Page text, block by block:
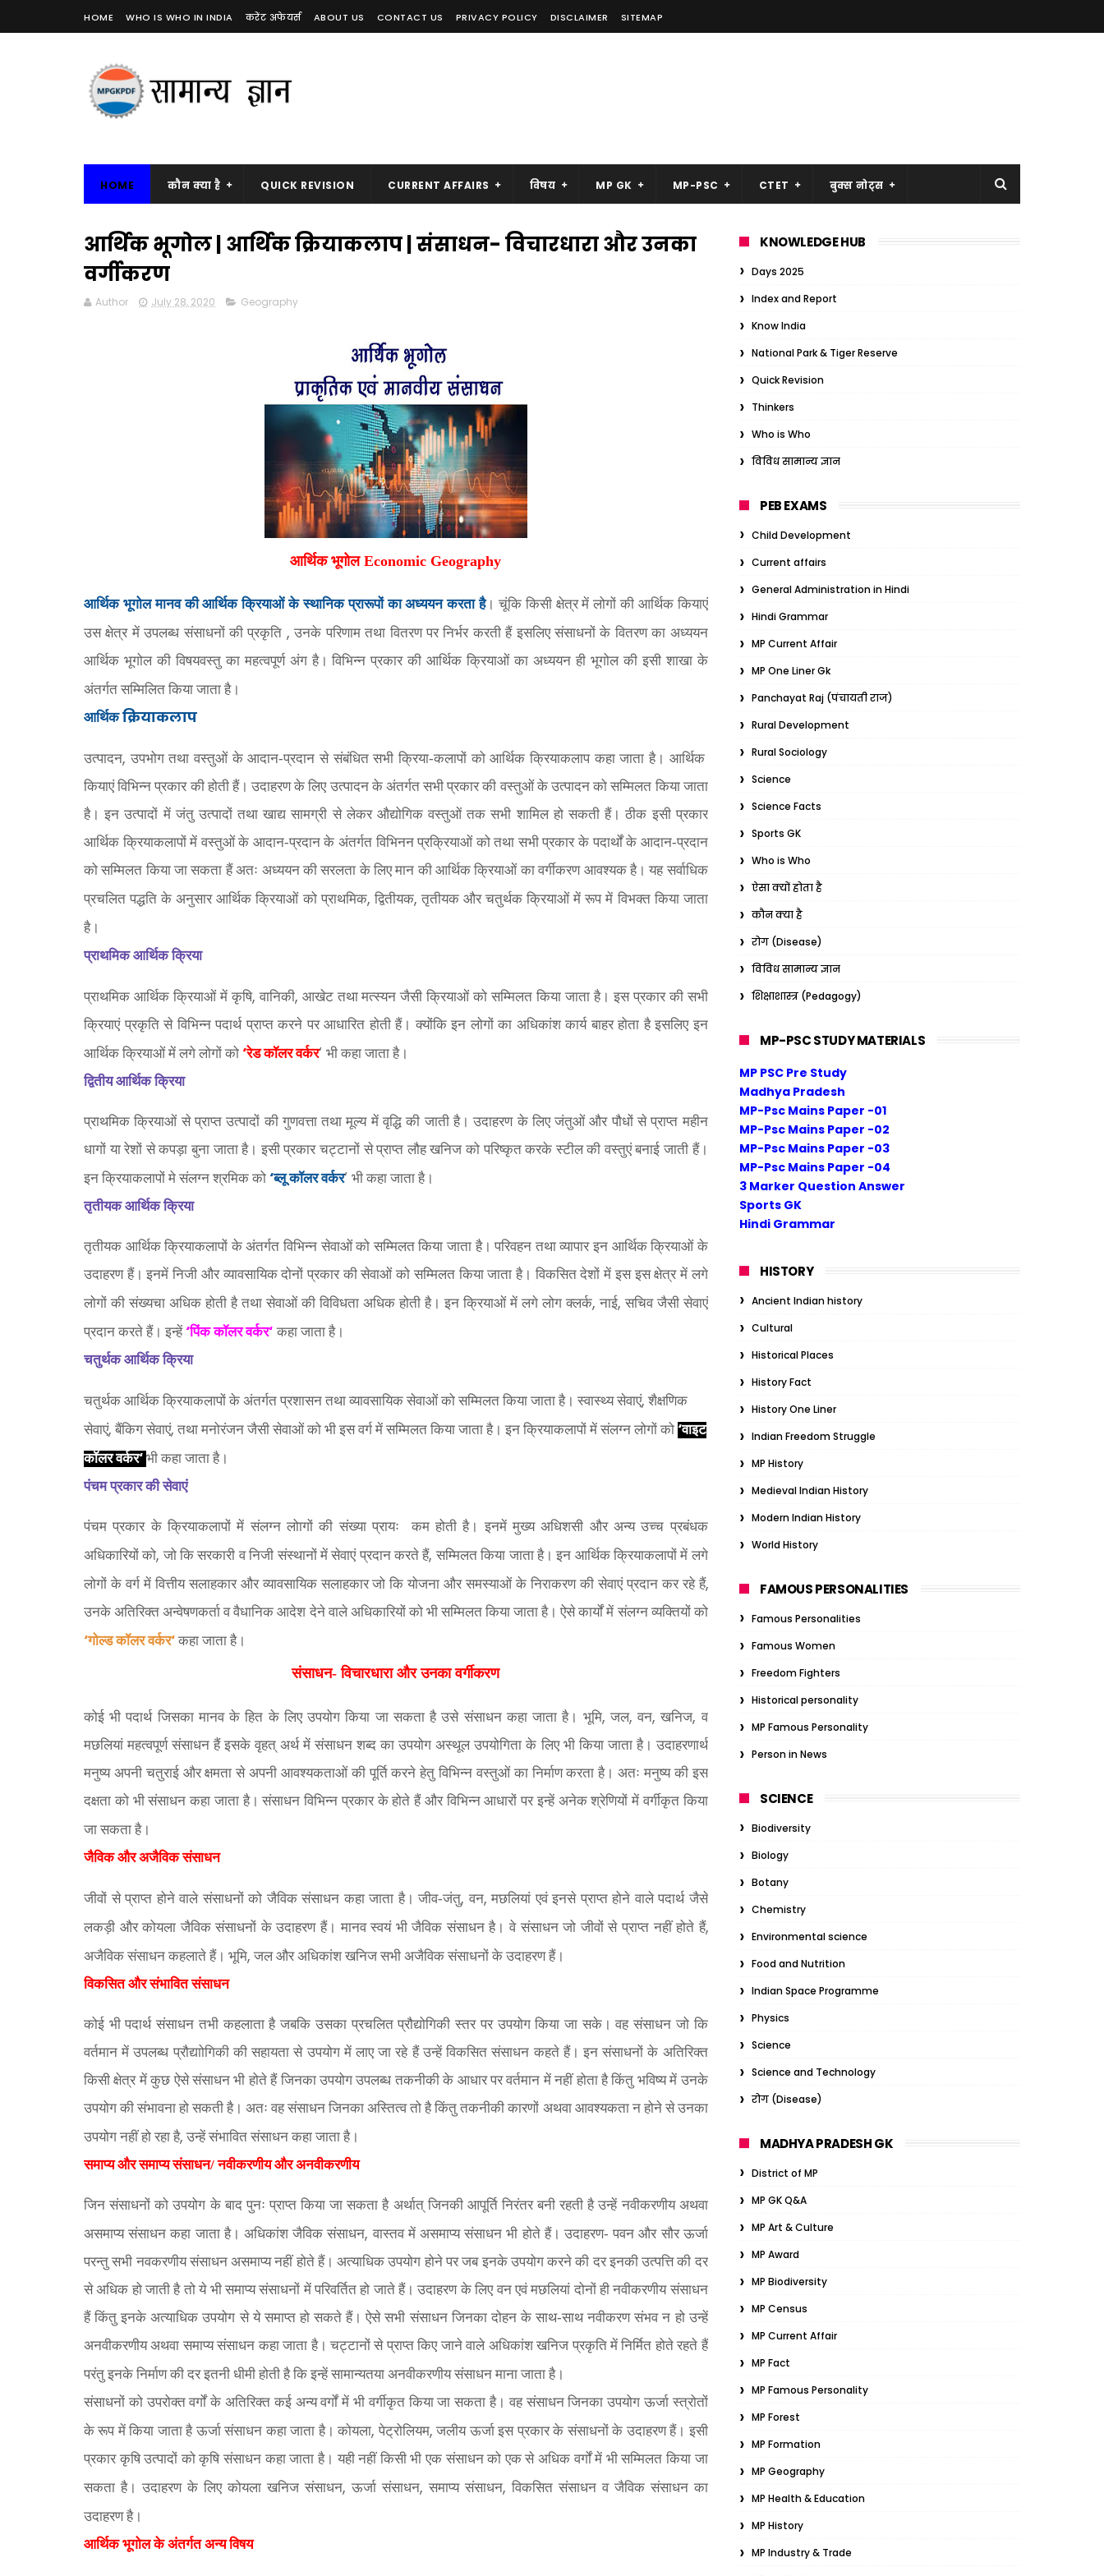
HOME WHO IS WHO IN INDIA करेंट अफेयर्स ABOUT US CONTACT US PRIVACY POLICY DISCLAIMER SITEMAP
HOME कौन क्या है QUICK REVISION CURRENT AFFAIRS विषय MP GK MP-PSC CTET बुक्स नोट्स
आर्थिक भूगोल | आर्थिक क्रियाकलाप | संसाधन- विचारधारा और उनका
वर्गीकरण
Author July 28, 2020 Geography
आर्थिक भूगोल Economic Geography
आर्थिक भूगोल मानव की आर्थिक क्रियाओं के स्थानिक प्रारूपों का अध्ययन करता है। चूंकि किसी क्षेत्र में लोगों की आर्थिक कियाएं
उस क्षेत्र में उपलब्ध संसाधनों की प्रकृति ,उनके परिणाम तथा वितरण पर निर्भर करती हैं इसलिए संसाधनों के वितरण का अध्ययन
आर्थिक भूगोल की विषयवस्तु का महत्वपूर्ण अंग है। विभिन्न प्रकार की आर्थिक क्रियाओं का अध्ययन ही भूगोल की इसी शाखा के
अंतर्गत सम्मिलित किया जाता है।
आर्थिकक्रियाकलाप
उत्पादन, उपभोग तथा वस्तुओं के आदान-प्रदान से संबंधित सभी क्रिया-कलापों को आर्थिक क्रियाकलाप कहा जाता है। आर्थिक
कियाएं विभिन्न प्रकार की होती हैं। उदाहरण के लिए उत्पादन के अंतर्गत सभी प्रकार की वस्तुओं के उत्पादन को सम्मिलत किया जाता
है। इन उत्पादों में जंतु उत्पादों तथा खाद्य सामग्री से लेकर औद्योगिक वस्तुओं तक सभी शामिल हो सकती हैं। ठीक इसी प्रकार
आर्थिक क्रियाकलापों में वस्तुओं के आदान-प्रदान के अंतर्गत विभिनन प्रक्रियाओं को तथा सभी प्रकार के पदार्थों के आदान-प्रदान
को सम्मिलत किया जा सकता हैं अतः अध्ययन की सरलता के लिए मान की आर्थिक क्रियाओं का वर्गीकरण आवश्यक है। यह सर्वाधिक
प्रचलित पद्धति के अनुसार आर्थिक क्रियाओं को प्राथमिक, द्वितीयक, तृतीयक और चतुर्थक क्रियाओं में रूप में विभक्त किया जाता
है।
प्राथमिक आर्थिक क्रिया
प्राथमिक आर्थिक क्रियाओं में कृषि, वानिकी, आखेट तथा मत्स्यन जैसी क्रियाओं को सम्मिलत किया जाता है। इस प्रकार की सभी
क्रियाएं प्रकृति से विभिन्न पदार्थ प्राप्त करने पर आधारित होती हैं। क्योंकि इन लोगों का अधिकांश कार्य बाहर होता है इसलिए इन
आर्थिक क्रियाओं में लगे लोगों को ‘रेड कॉलर वर्कर‘ भी कहा जाता है।
द्वितीय आर्थिक क्रिया
प्राथमिक क्रियाओं से प्राप्त उत्पादों की गुणवत्ता तथा मूल्य में वृद्धि की जाती है। उदाहरण के लिए जंतुओं और पौधों से प्राप्त महीन
धागों या रेशों से कपड़ा बुना जाता है। इसी प्रकार चट्टानों से प्राप्त लौह खनिज को परिष्कृत करके स्टील की वस्तुएं बनाई जाती हैं।
इन क्रियाकलापों मे संलग्न श्रमिक को ‘ब्लू कॉलर वर्कर‘ भी कहा जाता है।
तृतीयक आर्थिक क्रिया
तृतीयक आर्थिक क्रियाकलापों के अंतर्गत विभिन्न सेवाओं को सम्मिलत किया जाता है। परिवहन तथा व्यापार इन आर्थिक क्रियाओं के
उदाहरण हैं। इनमें निजी और व्यावसायिक दोनों प्रकार की सेवाओं को सम्मिलत किया जाता है। विकसित देशों में इस इस क्षेत्र में लगे
लोगों की संख्यचा अधिक होती है तथा सेवाओं की विविधता अधिक होती है। इन क्रियाओं में लगे लोग क्लर्क, नाई, सचिव जैसी सेवाएं
प्रदान करते हैं। इन्हें‘पिंक कॉलर वर्कर‘ कहा जाता है।
चतुर्थक आर्थिक क्रिया
चतुर्थक आर्थिक क्रियाकलापों के अंतर्गत प्रशासन तथा व्यावसायिक सेवाओं को सम्मिलत किया जाता है। स्वास्थ्य सेवाएं, शैक्षणिक
सेवाएं, बैंकिग सेवाएं, तथा मनोरंजन जैसी सेवाओं को भी इस वर्ग में सम्मिलत किया जाता है। इन क्रियाकलापों में संलग्न लोगों को ‘वाइट
कॉलर वर्कर‘ भी कहा जाता है।
पंचम प्रकार की सेवाएं
पंचम प्रकार के क्रियाकलापों में संलग्न लोागों की संख्या प्रायः
कम होती है। इनमें मुख्य अधिशसी और अन्य उच्च प्रबंधक
अधिकारियों को, जो कि सरकारी व निजी संस्थानों में सेवाएं प्रदान करते हैं, सम्मिलत किया जाता है। इन आर्थिक क्रियाकलापों में लगे
लोगों के वर्ग में वित्तीय सलाहकार और व्यावसायिक सलाहकार जो कि योजना और समस्याओं के निराकरण की सेवाएं प्रदान कर रहे हैं,
उनके अतिरिक्त अन्वेषणकर्ता व वैधानिक आदेश देने वाले अधिकारियों को भी सम्मिलत किया जाता है। ऐसे कार्यों में संलग्न व्यक्तियों को
‘गोल्ड कॉलर वर्कर‘ कहा जाता है।
संसाधन- विचारधारा और उनका वर्गीकरण
कोई भी पदार्थ जिसका मानव के हित के लिए उपयोग किया जा सकता है उसे संसाधन कहा जाता है। भूमि, जल,वन,खनिज, व
मछलियां महत्वपूर्ण संसाधन हैं इसके वृहत् अर्थ में संसाधन शब्द का उपयोग अस्थूल उपयोगिता के लिए भी किया जाता है। उदाहरणार्थ
मनुष्य अपनी चतुराई और क्षमता से अपनी आवश्यकताओं की पूर्ति करने हेतु विभिन्न वस्तुओं का निर्माण करता है। अतः मनुष्य की इस
दक्षता को भी संसाधन कहा जाता है। संसाधन विभिन्न प्रकार के होते हैं और विभिन्न आधारों पर इन्हें अनेक श्रेणियों में वर्गीकृत किया
जा सकता है।
जैविक और अजैविक संसाधन
जीवों से प्राप्त होने वाले संसाधनों को जैविक संसाधन कहा जाता है। जीव-जंतु, वन,मछलियां एवं इनसे प्राप्त होने वाले पदार्थ जैसे
लकड़ी और कोयला जैविक संसाधनों के उदाहरण हैं। मानव स्वयं भी जैविक संसाधन है। वे संसाधन जो जीवों से प्राप्त नहीं होते हैं,
अजैविक संसाधन कहलाते हैं। भूमि, जल और अधिकांश खनिज सभी अजैविक संसाधनों के उदाहरण हैं।
विकसित और संभावित संसाधन
कोई भी पदार्थ संसाधन तभी कहलाता है जबकि उसका प्रचलित प्रौद्योगिकी स्तर पर उपयोग किया जा सके। वह संसाधन जो कि
वर्तमान में उपलब्ध प्रौद्याोगिकी की सहायता से उपयोग में लाए जा रहे हैं उन्हें विकसित संसाधन कहते हैं। इन संसाधनों के अतिरिक्त
किसी क्षेत्र में कुछ ऐसे संसाधन भी होते हैं जिनका उपयोग उपलब्ध तकनीकी के आधार पर वर्तमान में नहीं होता है किंतु भविष्य में उनके
उपयोग की संभावना हो सकती है। अतः वह संसाधन जिनका अस्तित्व तो है किंतु तकनीकी कारणों अथवा आवश्यकता न होने से उनका
उपयोग नहीं हो रहा है, उन्हें संभावित संसाधन कहा जाता है।
समाप्य और समाप्य संसाधन/ नवीकरणीय और अनवीकरणीय
जिन संसाधनों को उपयोग के बाद पुनः प्राप्त किया जा सकता है अर्थात् जिनकी आपूर्ति निरंतर बनी रहती है उन्हें नवीकरणीय अथवा
असमाप्य संसाधन कहा जाता है। अधिकांश जैविक संसाधन, वास्तव में असमाप्य संसाधन भी होते हैं। उदाहरण- पवन और सौर ऊर्जा
परन्तु सभी नवकरणीय संसाधन असमाप्य नहीं होते हैं। अत्याधिक उपयोग होने पर जब इनके उपयोग करने की दर इनकी उत्पत्ति की दर
से अधिक हो जाती है तो ये भी समाप्य संसाधनों में परिवर्तित हो जाते हैं। उदाहरण के लिए वन एवं मछलियां दोनों ही नवीकरणीय संसाधन
हैं किंतु इनके अत्याधिक उपयोग से ये समाप्त हो सकते हैं। ऐसे सभी संसाधन जिनका दोहन के साथ-साथ नवीकरण संभव न हो उन्हें
अनवीकरणीय अथवा समाप्य संसाधन कहा जाता है। चट्टानों से प्राप्त किए जाने वाले अधिकांश खनिज प्रकृति में निर्मित होते रहते हैं
परंतु इनके निर्माण की दर इतनी धीमी होती है कि इन्हें सामान्यतया अनवीकरणीय संसाधन माना जाता है।
संसाधनों को उपरोक्त वर्गों के अतिरिक्त कई अन्य वर्गों में भी वर्गीकृत किया जा सकता है। वह संसाधन जिनका उपयोग ऊर्जा स्त्रोतों
के रूप में किया जाता है ऊर्जा संसाधन कहा जाता है। कोयला, पेट्रोलियम,जलीय ऊर्जा इस प्रकार के संसाधनों के उदाहरण हैं। इसी
प्रकार कृषि उत्पादों को कृषि संसाधन कहा जाता है। यही नहीं किसी भी एक संसाधन को एक से अधिक वर्गों में भी सम्मिलत किया जा
सकता है। उदाहरण के लिए कोयला खनिज संसाधन, ऊर्जा संसाधन, समाप्य संसाधन, विकसित संसाधन व जैविक संसाधन का
उदाहरण है।
आर्थिक भूगोल के अंतर्गत अन्य विषय
KNOWLEDGE HUB
Days 2025
Index and Report
Know India
National Park & Tiger Reserve
Quick Revision
Thinkers
Who is Who
विविध सामान्य ज्ञान
PEB EXAMS
Child Development
Current affairs
General Administration in Hindi
Hindi Grammar
MP Current Affair
MP One Liner Gk
Panchayat Raj (पंचायती राज)
Rural Development
Rural Sociology
Science
Science Facts
Sports GK
Who is Who
ऐसा क्यों होता है
कौन क्या है
रोग (Disease)
विविध सामान्य ज्ञान
शिक्षाशास्त्र (Pedagogy)
MP-PSC STUDY MATERIALS
MP PSC Pre Study
Madhya Pradesh
MP-Psc Mains Paper -01
MP-Psc Mains Paper -02
MP-Psc Mains Paper -03
MP-Psc Mains Paper -04
3 Marker Question Answer
Sports GK
Hindi Grammar
HISTORY
Ancient Indian history
Cultural
Historical Places
History Fact
History One Liner
Indian Freedom Struggle
MP History
Medieval Indian History
Modern Indian History
World History
FAMOUS PERSONALITIES
Famous Personalities
Famous Women
Freedom Fighters
Historical personality
MP Famous Personality
Person in News
SCIENCE
Biodiversity
Biology
Botany
Chemistry
Environmental science
Food and Nutrition
Indian Space Programme
Physics
Science
Science and Technology
रोग (Disease)
MADHYA PRADESH GK
District of MP
MP GK Q&A
MP Art & Culture
MP Award
MP Biodiversity
MP Census
MP Current Affair
MP Fact
MP Famous Personality
MP Forest
MP Formation
MP Geography
MP Health & Education
MP History
MP Industry & Trade